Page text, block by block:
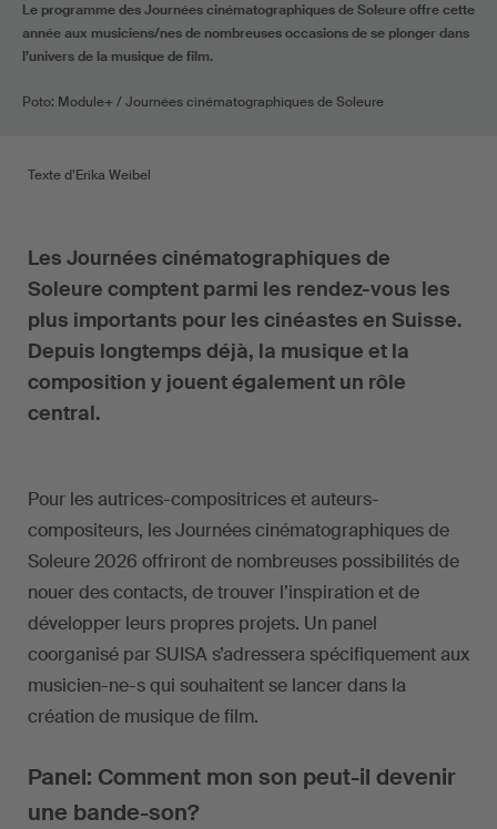
Le programme des Journées cinématographiques de Soleure offre cette
année aux musiciens/nes de nombreuses occasions de se plonger dans
l’univers de la musique de film.
Poto: Module+ / Journées cinématographiques de Soleure
Texte d’Erika Weibel
Les Journées cinématographiques de
Soleure comptent parmi les rendez-vous les
plus importants pour les cinéastes en Suisse.
Depuis longtemps déjà, la musique et la
composition y jouent également un rôle
central.
Pour les autrices-compositrices et auteurs-
compositeurs, les Journées cinématographiques de
Soleure 2026 offriront de nombreuses possibilités de
nouer des contacts, de trouver l’inspiration et de
développer leurs propres projets. Un panel
coorganisé par SUISA s’adressera spécifiquement aux
musicien-ne-s qui souhaitent se lancer dans la
création de musique de film.
Panel: Comment mon son peut-il devenir
une bande-son?